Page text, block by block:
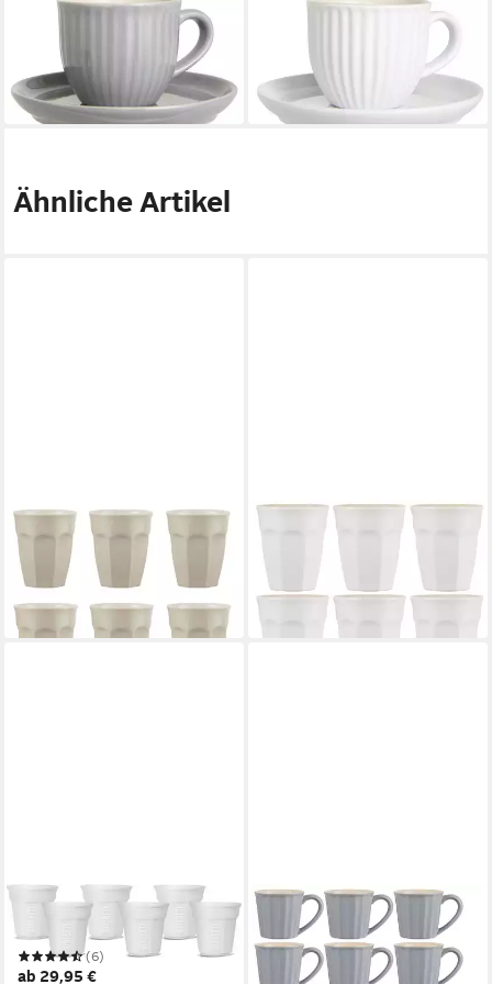
IB LAURSEN
Espressotasse Mynte
7,59 €
-34%
in 2-3 Werktagen bei dir
IB LAURSEN
12,90 €
in 2-3 Werktagen bei dir
Ähnliche Artikel
IB LAURSEN
Tasse Mynte
39,90 € UVP 45,00 €
-11%
in 2-3 Werktagen bei dir
IB LAURSEN
39,90 €
-11%
in 2-3 Werktagen bei dir
BIALETTI
Espressotasse
(6)
ab 29,95 €
IB LAURSEN
Tasse Mynte
28,50 €
in 2-3 Werktagen bei dir